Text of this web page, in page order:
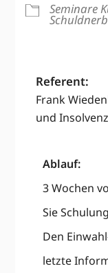
Seminare
Referent:
Frank
und
Ablauf:
3 Wochen
Sie
Den
letzte